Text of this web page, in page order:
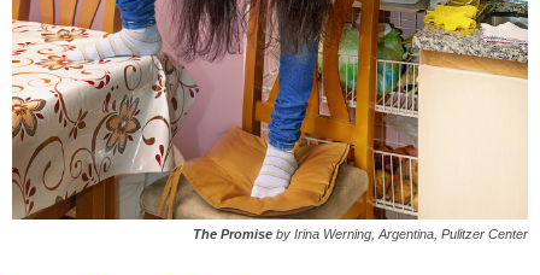
The Promise by Irina Werning, Argentina, Pulitzer Center